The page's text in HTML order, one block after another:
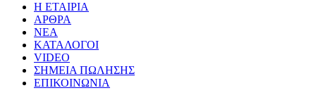
Η ΕΤΑΙΡΙΑ
ΑΡΘΡΑ
ΝΕΑ
ΚΑΤΑΛΟΓΟΙ
VIDEO
ΣΗΜΕΙΑ ΠΩΛΗΣΗΣ
ΕΠΙΚΟΙΝΩΝΙΑ